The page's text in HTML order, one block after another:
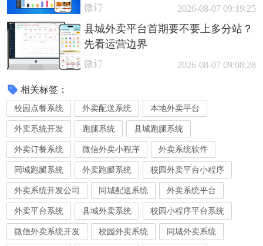
微订 2026-08-07 09:19:25
县城外卖平台首期要不要上多分站？
先看运营边界
微订 2026-08-07 09:08:28
相关标签：
校园点餐系统 外卖配送系统 本地外卖平台
外卖系统开发 跑腿系统 县城跑腿系统
外卖订餐系统 微信外卖小程序 外卖系统软件
同城跑腿系统 外卖跑腿系统 校园外卖平台小程序
外卖系统开发公司 同城配送系统 外卖系统平台
外卖平台系统 县城外卖系统 校园小程序平台系统
微信外卖系统开发 校园外卖系统 同城外卖系统